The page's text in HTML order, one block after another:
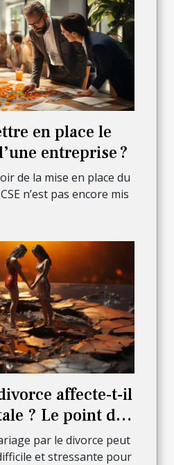
en place le
entreprise ?
de la mise en place du
n’est pas encore mis
affecte-t-il
? Le point de
par le divorce peut
et stressante pour